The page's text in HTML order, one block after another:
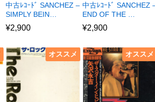
中古ﾚｺｰﾄﾞ SANCHEZ –
SIMPLY BEIN…
¥2,900
中古ﾚｺｰﾄﾞ SANCHEZ
END OF THE …
¥2,900
オススメ オススメ